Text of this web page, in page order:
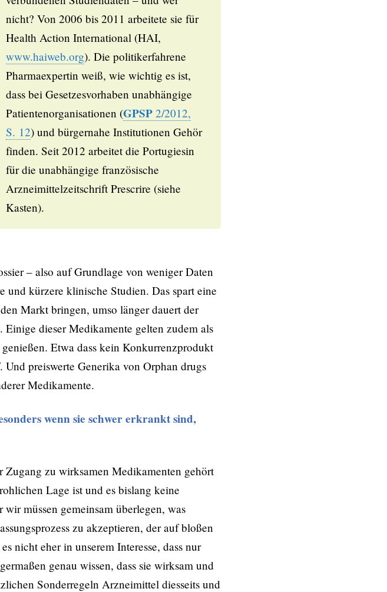
nicht? Von 2006 bis 2011 arbeitete sie für
Health Action International (HAI,
www.haiweb.org). Die politikerfahrene
Pharmaexpertin weiß, wie wichtig es ist,
dass bei Gesetzesvorhaben unabhängige
Patientenorganisationen (GPSP 2/2012,
S. 12) und bürgernahe Institutionen Gehör
finden. Seit 2012 arbeitet die Portugiesin
für die unabhängige französische
Arzneimittelzeitschrift Prescrire (siehe
Kasten).
– also auf Grundlage von weniger Daten
kürzere klinische Studien. Das spart eine
Markt bringen, umso länger dauert der
Einige dieser Medikamente gelten zudem als
Etwa dass kein Konkurrenzprodukt
preiswerte Generika von Orphan drugs
Medikamente.
wenn sie schwer erkrankt sind,
Zugang zu wirksamen Medikamenten gehört
Lage ist und es bislang keine
müssen gemeinsam überlegen, was
zu akzeptieren, der auf bloßen
nicht eher in unserem Interesse, dass nur
genau wissen, dass sie wirksam und
Sonderregeln Arzneimittel diesseits und